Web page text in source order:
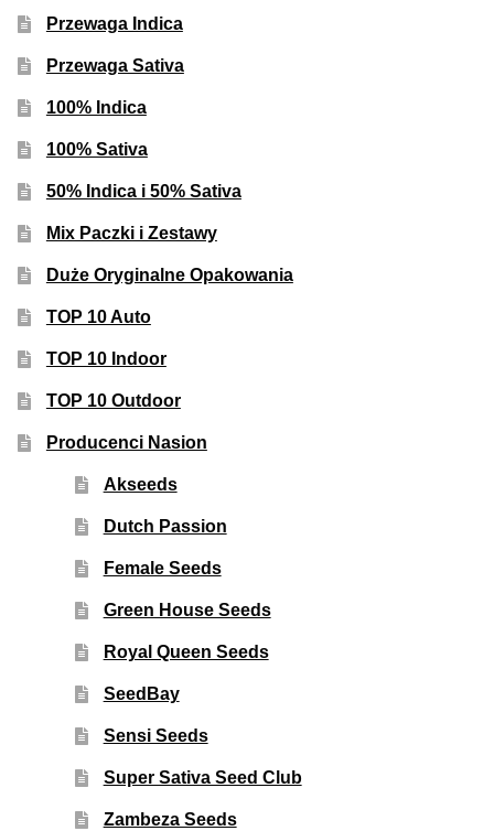
GRATIS
PROMOCJA 500 Plus
Formy i Koszt Wysyłki
Odbiór Osobisty
Kontakt
Przewaga Indica
Przewaga Sativa
100% Indica
100% Sativa
50% Indica i 50% Sativa
Mix Paczki i Zestawy
Duże Oryginalne Opakowania
TOP 10 Auto
TOP 10 Indoor
TOP 10 Outdoor
Producenci Nasion
Akseeds
Dutch Passion
Female Seeds
Green House Seeds
Royal Queen Seeds
SeedBay
Sensi Seeds
Super Sativa Seed Club
Zambeza Seeds